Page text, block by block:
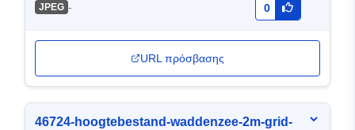
JPEG - 0
URL πρόσβασης
46724-hoogtebestand-waddenzee-2m-grid-